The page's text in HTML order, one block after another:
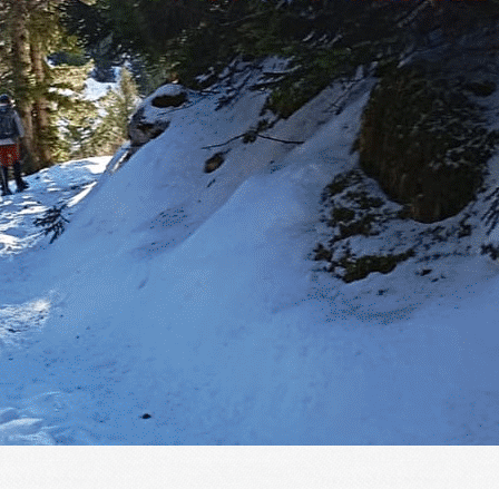
Menu
?>
Images de la page d'accueil
Cliquez pour éditer